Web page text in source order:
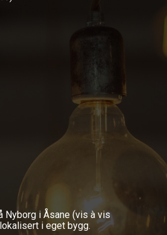
Nyborg i Åsane (vis à vis
i eget bygg.